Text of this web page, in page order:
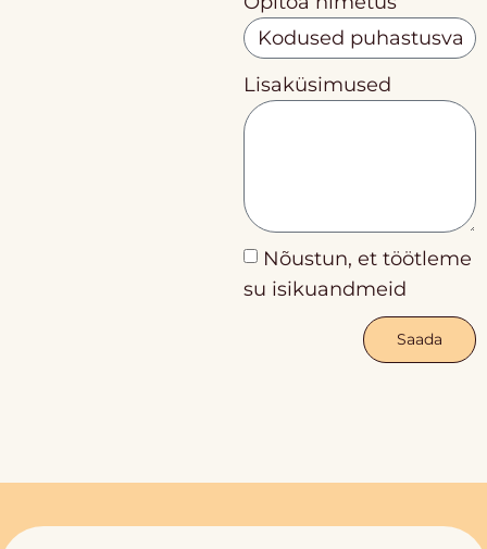
Lisaküsimused
Nõustun, et töötleme
su isikuandmeid
Saada